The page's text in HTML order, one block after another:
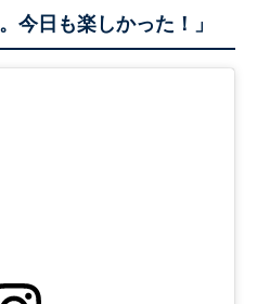
今日も楽しかった！」